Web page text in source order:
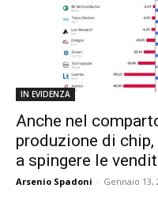
IN EVIDENZA
Anche nel
produzione di
a spingere le
Arsenio Spadoni - Gennaio 13,